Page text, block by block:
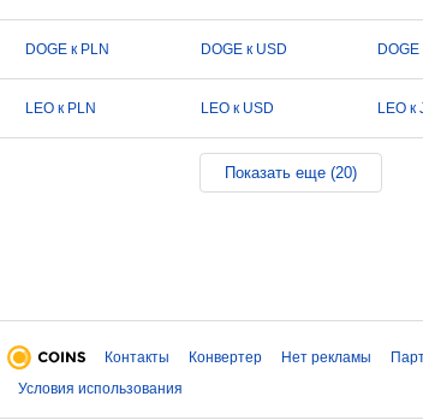
DOGE к PLN DOGE к USD DOGE
LEO к PLN LEO к USD LEO к
Показать еще (20)
Контакты Конвертер Нет рекламы
Условия использования